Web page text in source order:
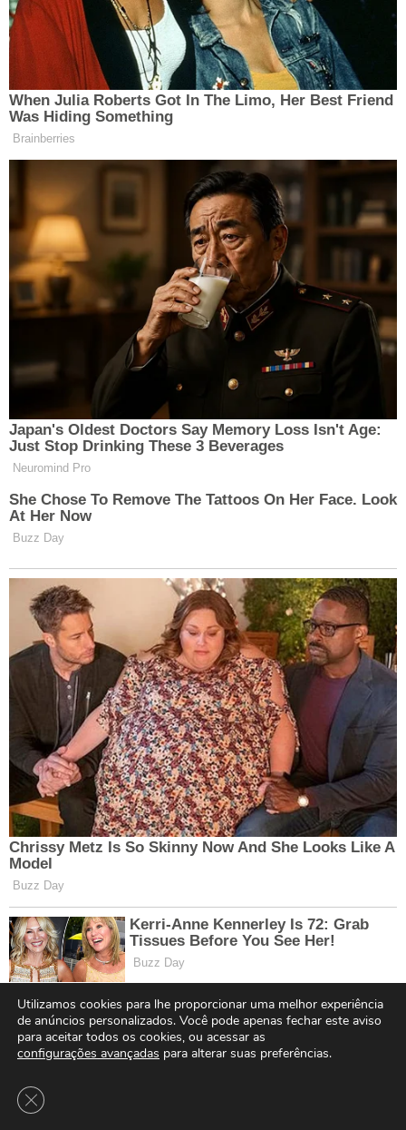
Utilizamos cookies para lhe proporcionar uma melhor experiência
de anúncios personalizados. Você pode apenas fechar este aviso
para aceitar todos os cookies, ou acessar as
configurações avançadas para alterar suas preferências.
Close GDPR Cookie Banner